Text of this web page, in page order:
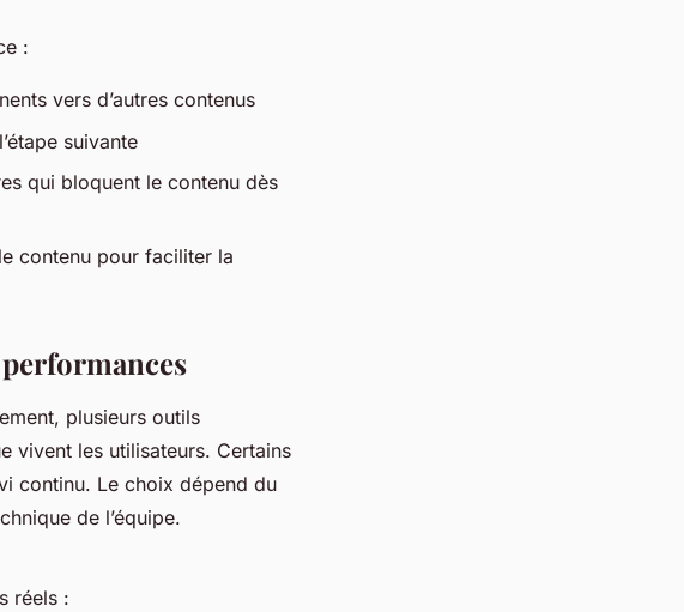
:
vers d’autres contenus
suivante
qui bloquent le contenu dès
contenu pour faciliter la
plusieurs outils
vivent les utilisateurs. Certains
continu. Le choix dépend du
de l’équipe.
réels :